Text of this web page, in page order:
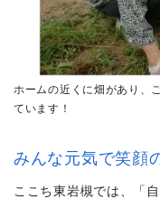
ホームの近くに畑があり、
ています！
みんな元気で笑顔
ここち東岩槻では、「